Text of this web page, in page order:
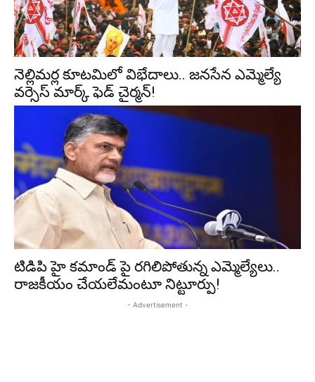
నెల్లిమర్ల కూటమిలో విభేదాలు.. జనసేన ఎమ్మెల్యే
వర్సెస్ మార్క్ ఫెడ్ చైర్మన్!
టిడిపి హై కమాండ్ పై రగిలిపోతున్న ఎమ్మెల్యేలు..
రాజకీయం చేయలేమంటూ నిట్టూర్పు!
- Advertisement -